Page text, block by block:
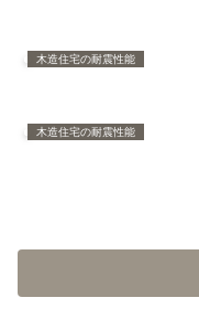
木造住宅の耐震性能
木造住宅の耐震性能